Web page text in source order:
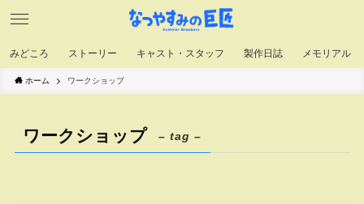
みどころ ストーリー キャスト・スタッフ 製作日誌 メモリアル
ホーム ワークショップ
ワークショップ – tag –